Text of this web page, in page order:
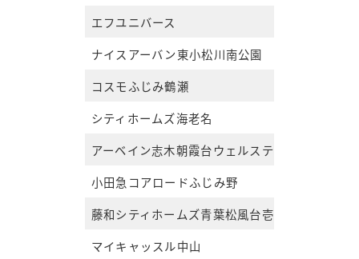
エフユニバース
ナイスアーバン東小松川南公園
コスモふじみ鶴瀬
シティホームズ海老名
アーベイン志木朝霞台ウェルステージ
小田急コアロードふじみ野
藤和シティホームズ青葉松風台壱番館
マイキャッスル中山